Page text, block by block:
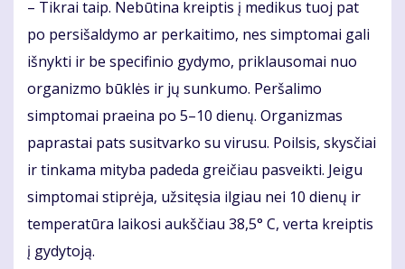
– Tikrai taip. Nebūtina kreiptis į medikus tuoj pat
po persišaldymo ar perkaitimo, nes simptomai gali
išnykti ir be specifinio gydymo, priklausomai nuo
organizmo būklės ir jų sunkumo. Peršalimo
simptomai praeina po 5–10 dienų. Organizmas
paprastai pats susitvarko su virusu. Poilsis, skysčiai
ir tinkama mityba padeda greičiau pasveikti. Jeigu
simptomai stiprėja, užsitęsia ilgiau nei 10 dienų ir
temperatūra laikosi aukščiau 38,5° C, verta kreiptis
į gydytoją.